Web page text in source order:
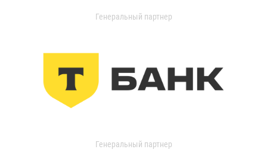
Генеральный партнер
Генеральный партнер